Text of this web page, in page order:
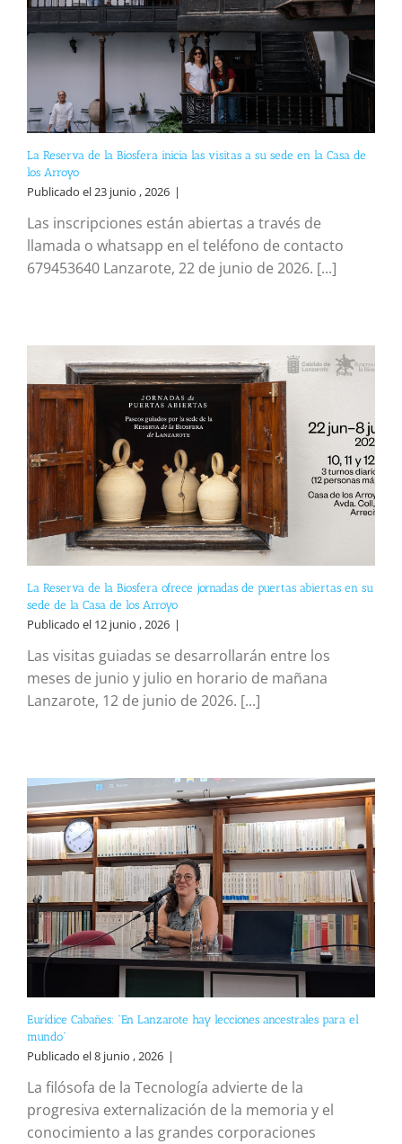
La Reserva de la Biosfera inicia las visitas a su sede en la Casa de
los Arroyo
Publicado el 23 junio , 2026 |
Las inscripciones están abiertas a través de
llamada o whatsapp en el teléfono de contacto
679453640 Lanzarote, 22 de junio de 2026. [...]
La Reserva de la Biosfera ofrece jornadas de puertas abiertas en su
sede de la Casa de los Arroyo
Publicado el 12 junio , 2026 |
Las visitas guiadas se desarrollarán entre los
meses de junio y julio en horario de mañana
Lanzarote, 12 de junio de 2026. [...]
Eurídice Cabañes: “En Lanzarote hay lecciones ancestrales para el
mundo”
Publicado el 8 junio , 2026 |
La filósofa de la Tecnología advierte de la
progresiva externalización de la memoria y el
conocimiento a las grandes corporaciones